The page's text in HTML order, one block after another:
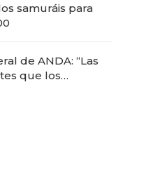
samuráis para
de ANDA: “Las
que los